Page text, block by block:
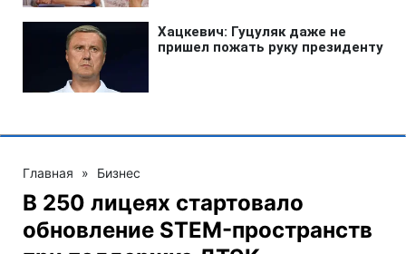
Главная » Бизнес
В 250 лицеях стартовало
обновление STEM-пространств